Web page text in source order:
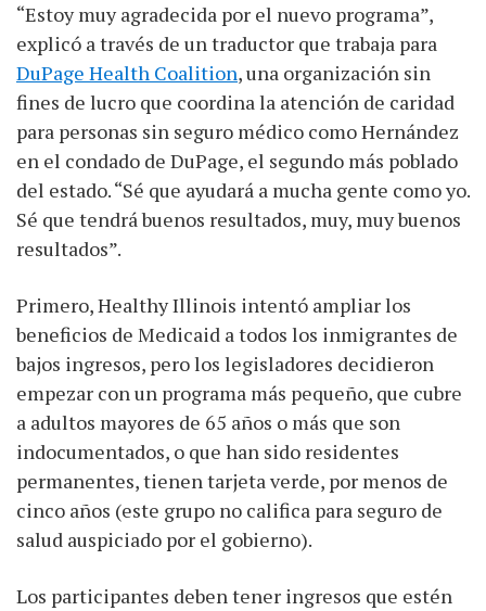
“Estoy muy agradecida por el nuevo programa”,
explicó a través de un traductor que trabaja para
DuPage Health Coalition, una organización sin
fines de lucro que coordina la atención de caridad
para personas sin seguro médico como Hernández
en el condado de DuPage, el segundo más poblado
del estado. “Sé que ayudará a mucha gente como yo.
Sé que tendrá buenos resultados, muy, muy buenos
resultados”.
Primero, Healthy Illinois intentó ampliar los
beneficios de Medicaid a todos los inmigrantes de
bajos ingresos, pero los legisladores decidieron
empezar con un programa más pequeño, que cubre
a adultos mayores de 65 años o más que son
indocumentados, o que han sido residentes
permanentes, tienen tarjeta verde, por menos de
cinco años (este grupo no califica para seguro de
salud auspiciado por el gobierno).
Los participantes deben tener ingresos que estén